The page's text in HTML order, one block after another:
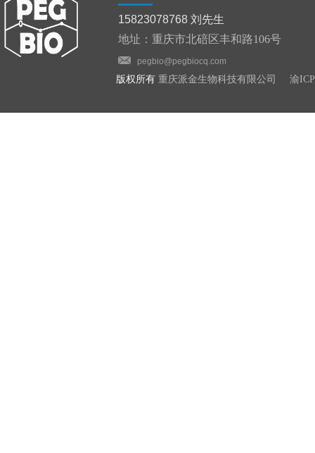
​版权所有 重庆派金生物科技有限公司 渝
15823078768 刘先生
​​地址：重庆市北碚区丰和路106号
pegbio@pegbiocq.com